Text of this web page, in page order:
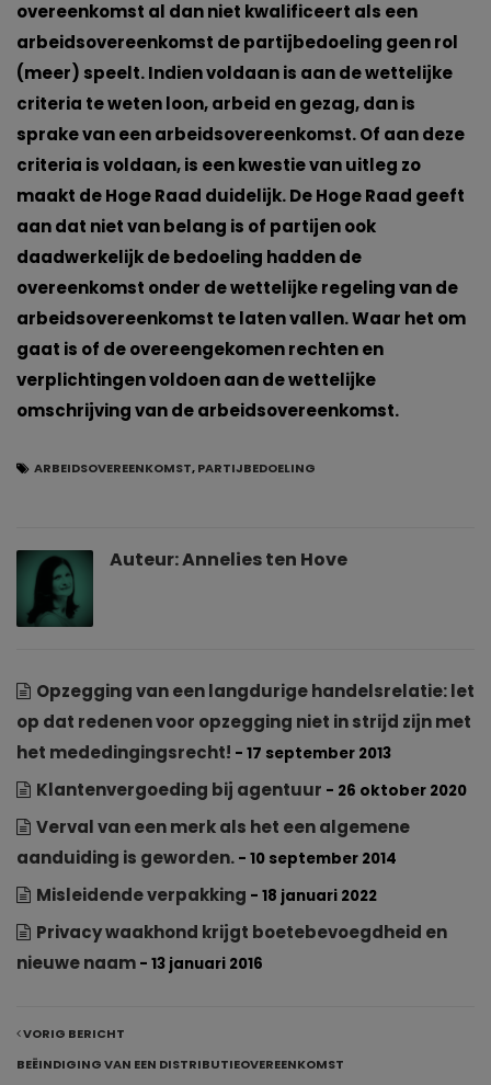
overeenkomst al dan niet kwalificeert als een
arbeidsovereenkomst de partijbedoeling geen rol
(meer) speelt. Indien voldaan is aan de wettelijke
criteria te weten loon, arbeid en gezag, dan is
sprake van een arbeidsovereenkomst. Of aan deze
criteria is voldaan, is een kwestie van uitleg zo
maakt de Hoge Raad duidelijk. De Hoge Raad geeft
aan dat niet van belang is of partijen ook
daadwerkelijk de bedoeling hadden de
overeenkomst onder de wettelijke regeling van de
arbeidsovereenkomst te laten vallen. Waar het om
gaat is of de overeengekomen rechten en
verplichtingen voldoen aan de wettelijke
omschrijving van de arbeidsovereenkomst.
ARBEIDSOVEREENKOMST,PARTIJBEDOELING
Auteur:Annelies ten Hove
Opzegging van een langdurige handelsrelatie: let
op dat redenen voor opzegging niet in strijd zijn met
het mededingingsrecht! - 17 september 2013
Klantenvergoeding bij agentuur - 26 oktober 2020
Verval van een merk als het een algemene
aanduiding is geworden. - 10 september 2014
Misleidende verpakking - 18 januari 2022
Privacy waakhond krijgt boetebevoegdheid en
nieuwe naam - 13 januari 2016
VORIG BERICHT
BEËINDIGING VAN EEN DISTRIBUTIEOVEREENKOMST